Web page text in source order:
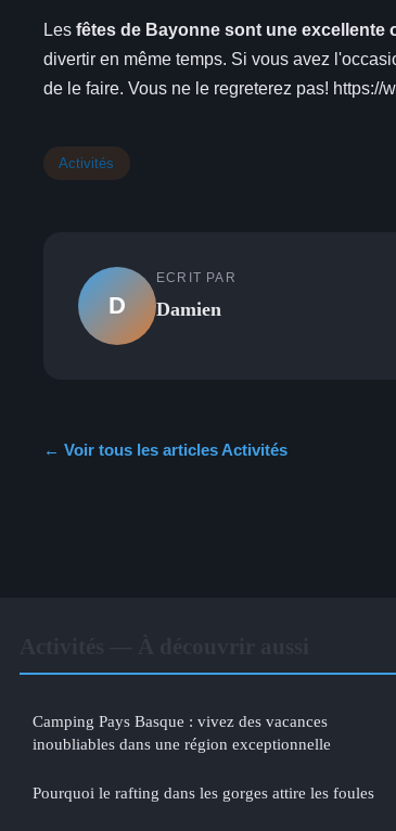
Les fêtes de Bayonne sont une
divertir en même temps. Si vous avez
de le faire. Vous ne le regreterez pas! https://
Activités
D
ECRIT PAR
Damien
← Voir tous les articles Activités
Camping Pays Basque : vivez des vacances
inoubliables dans une région exceptionnelle
Pourquoi le rafting dans les gorges attire les foules